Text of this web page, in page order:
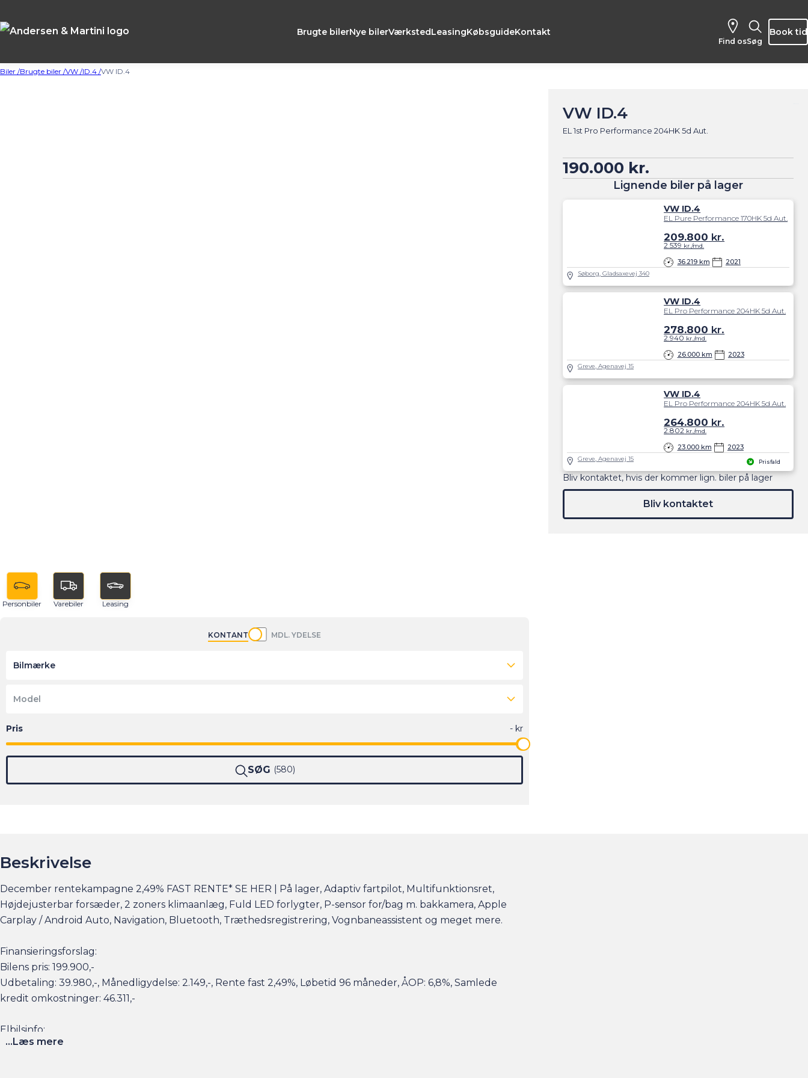
Brugte bilerNye bilerVærkstedLeasingKøbsguideKontakt
Find os Søg
Book tid
Biler /Brugte biler /VW /ID.4 /VW ID.4
VW ID.4
EL 1st Pro Performance 204HK 5d Aut.
190.000 kr.
Lignende biler på lager
VW ID.4
EL Pure Performance 170HK 5d Aut.
36.219 km 2021
209.800 kr.
2.539 kr./md.
Søborg, Gladsaxevej 340
VW ID.4
EL Pro Performance 204HK 5d Aut.
26.000 km 2023
278.800 kr.
2.940 kr./md.
Greve, Agenavej 15
Prisfald
VW ID.4
EL Pro Performance 204HK 5d Aut.
23.000 km 2023
264.800 kr.
2.802 kr./md.
Greve, Agenavej 15
Bliv kontaktet, hvis der kommer lign. biler på lager
Bliv kontaktet
Personbiler Varebiler Leasing
KONTANT MDL. YDELSE
Bilmærke
Model
SØG 580
Beskrivelse
December rentekampagne 2,49% FAST RENTE* SE HER | På lager, Adaptiv fartpilot, Multifunktionsret,
Højdejusterbar forsæder, 2 zoners klimaanlæg, Fuld LED forlygter, P-sensor for/bag m. bakkamera, Apple
Carplay / Android Auto, Navigation, Bluetooth, Træthedsregistrering, Vognbaneassistent og meget mere.
Finansieringsforslag:
Bilens pris: 199.900,-
Udbetaling: 39.980,-, Månedligydelse: 2.149,-, Rente fast 2,49%, Løbetid 96 måneder, ÅOP: 6,8%, Samlede
kredit omkostninger: 46.311,-
Elbilsinfo:
Rækkevidde: (WLTP): 517 km
...Læs mere